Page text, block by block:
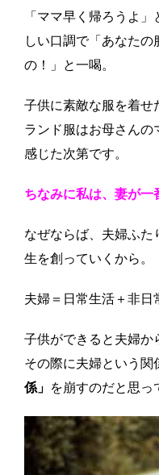
「ママ早く帰ろうよ
しい口調で「あなた
の！」と一喝。
子供に素敵な服を着せ
ランド服はお母さんの
感じた次第です。
ちなみに私は、妻が一
なぜならば、夫婦ふた
生を創っていくから。
夫婦＝日常生活＋非日
子供ができると夫婦か
その際に夫婦という関
係」 を崩すのだと思っ